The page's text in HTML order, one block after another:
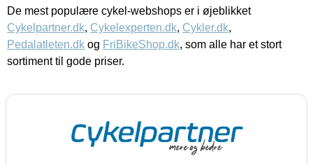
De mest populære cykel-webshops er i øjeblikket
Cykelpartner.dk, Cykelexperten.dk, Cykler.dk,
Pedalatleten.dk og FriBikeShop.dk, som alle har et stort
sortiment til gode priser.